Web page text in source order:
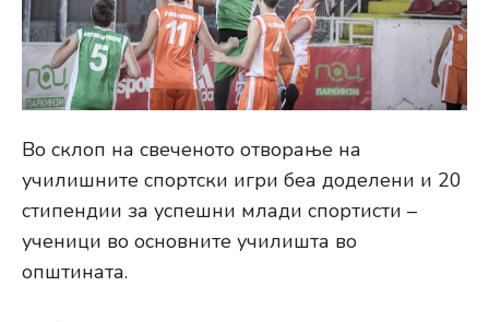
Во склоп на свеченото отворање на
училишните спортски игри беа доделени и 20
стипендии за успешни млади спортисти –
ученици во основните училишта во
општината.